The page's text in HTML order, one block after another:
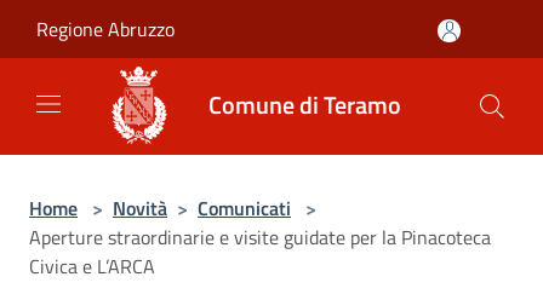
Regione Abruzzo
Comune di Teramo
Home > Novità > Comunicati >
Aperture straordinarie e visite guidate per la Pinacoteca
Civica e L’ARCA